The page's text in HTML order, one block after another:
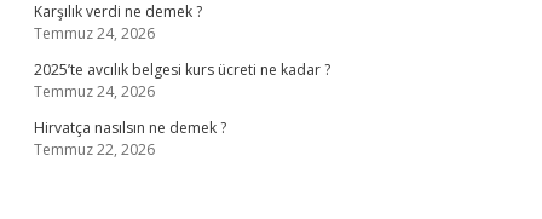
Karşılık verdi ne demek ?
Temmuz 24, 2026
2025’te avcılık belgesi kurs ücreti ne kadar ?
Temmuz 24, 2026
Hirvatça nasılsın ne demek ?
Temmuz 22, 2026